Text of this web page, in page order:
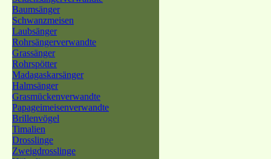
Baumsänger
Schwanzmeisen
Laubsänger
Rohrsängerverwandte
Grassänger
Rohrspötter
Madagaskarsänger
Halmsänger
Grasmückenverwandte
Papageimeisenverwandte
Brillenvögel
Timalien
Drosslinge
Zweigdrosslinge